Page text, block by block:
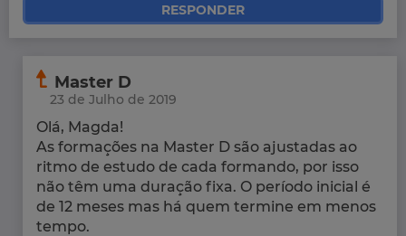
RESPONDER
Master D
23 de Julho de 2019
Olá, Magda!
As formações na Master D são ajustadas ao
ritmo de estudo de cada formando, por isso
não têm uma duração fixa. O período inicial é
de 12 meses mas há quem termine em menos
tempo.